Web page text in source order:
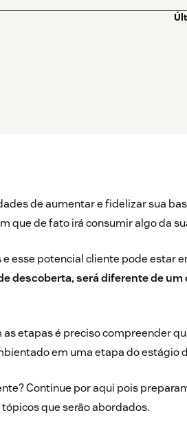
de aumentar e fidelizar sua
que de fato irá consumir algo da
esse potencial cliente pode estar
descoberta, será diferente de um
etapas é preciso compreender
em uma etapa do estágio
Continue por aqui pois
que serão abordados.